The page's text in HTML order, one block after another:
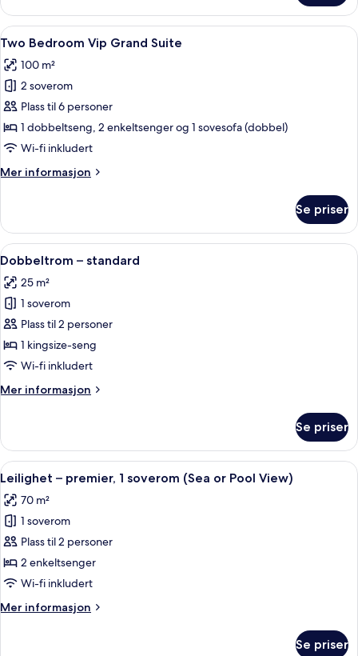
View
-
6
adults)
–
deluxe,
2
(Sea
or
Pool
View
-
6
adults)
Åpne
alle
bildene
av
Two
Bedroom
Vip
Suite
Two Bedroom Vip Grand Suite |
9
Two Bedroom Vip Grand Suite
100 m²
2 soverom
Plass til 6 personer
1 dobbeltseng, 2 enkeltsenger og 1 sovesofa (dobbel)
Wi-fi inkludert
Mer informasjon
Mer
Bedroom
Vip
Grand
Se priser
Åpne
alle
bildene
av
Dobbeltrom
–
standard
Dobbeltrom – standard |
4
Dobbeltrom – standard
25 m²
1 soverom
Plass til 2 personer
1 kingsize-seng
Wi-fi inkludert
Mer informasjon
Mer
–
standard
Se priser
Åpne
alle
bildene
av
Leilighet
–
premier,
soverom
Strykejern/-brett, barnesenger
6
Leilighet – premier, 1 soverom (Sea or Pool View)
70 m²
1 soverom
Plass til 2 personer
2 enkeltsenger
Wi-fi inkludert
Mer informasjon
Mer
Se priser